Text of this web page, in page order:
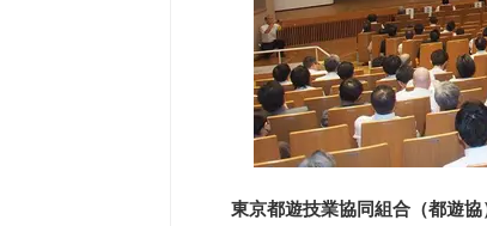
東京都遊技業協同組合（都遊